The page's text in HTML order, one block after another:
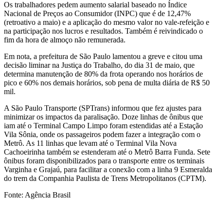
Os trabalhadores pedem aumento salarial baseado no Índice
Nacional de Preços ao Consumidor (INPC) que é de 12,47%
(retroativo a maio) e a aplicação do mesmo valor no vale-refeição e
na participação nos lucros e resultados. Também é reivindicado o
fim da hora de almoço não remunerada.
Em nota, a prefeitura de São Paulo lamentou a greve e citou uma
decisão liminar na Justiça do Trabalho, do dia 31 de maio, que
determina manutenção de 80% da frota operando nos horários de
pico e 60% nos demais horários, sob pena de multa diária de R$ 50
mil.
A São Paulo Transporte (SPTrans) informou que fez ajustes para
minimizar os impactos da paralisação. Doze linhas de ônibus que
iam até o Terminal Campo Limpo foram estendidas até a Estação
Vila Sônia, onde os passageiros podem fazer a integração com o
Metrô. As 11 linhas que levam até o Terminal Vila Nova
Cachoeirinha também se estenderam até o Metrô Barra Funda. Sete
ônibus foram disponibilizados para o transporte entre os terminais
Varginha e Grajaú, para facilitar a conexão com a linha 9 Esmeralda
do trem da Companhia Paulista de Trens Metropolitanos (CPTM).
Fonte: Agência Brasil